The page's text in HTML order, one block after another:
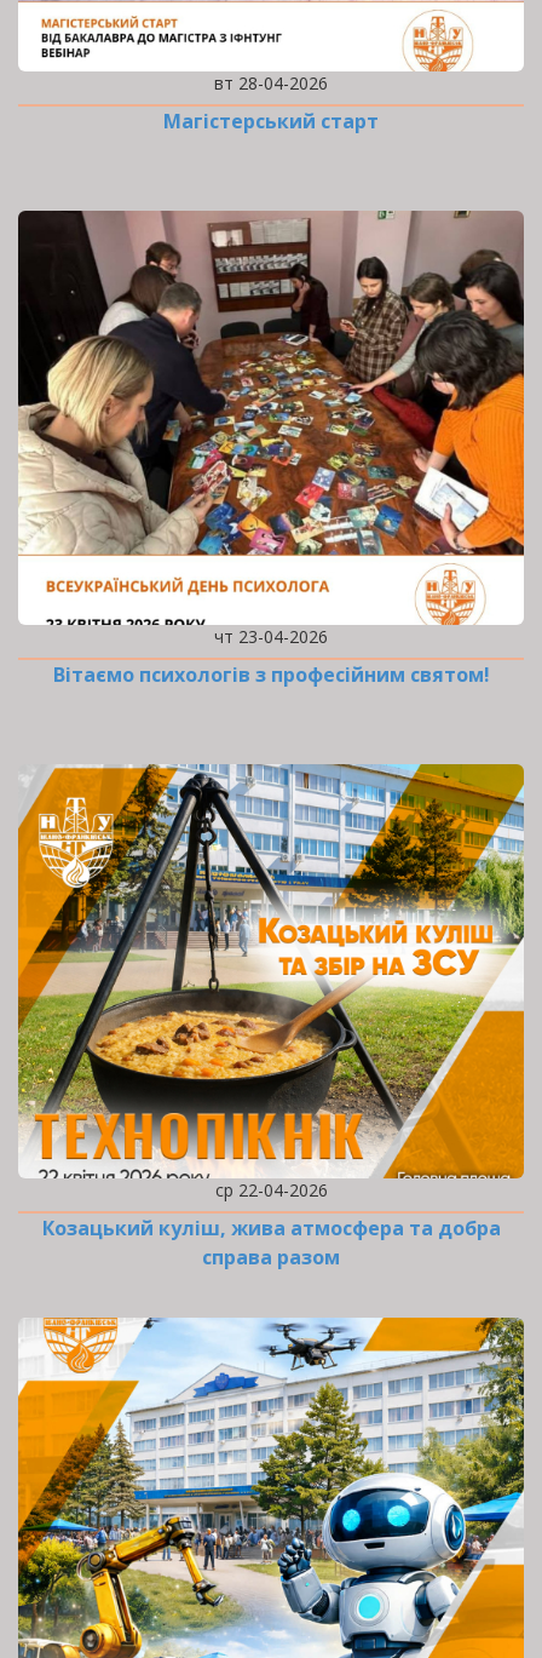
вт 28-04-2026
Магістерський старт
чт 23-04-2026
Вітаємо психологів з професійним святом!
ср 22-04-2026
Козацький куліш, жива атмосфера та добра
справа разом